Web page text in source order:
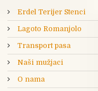
Erdel Terijer Stenci
Lagoto Romanjolo
Transport pasa
Naši mužjaci
O nama